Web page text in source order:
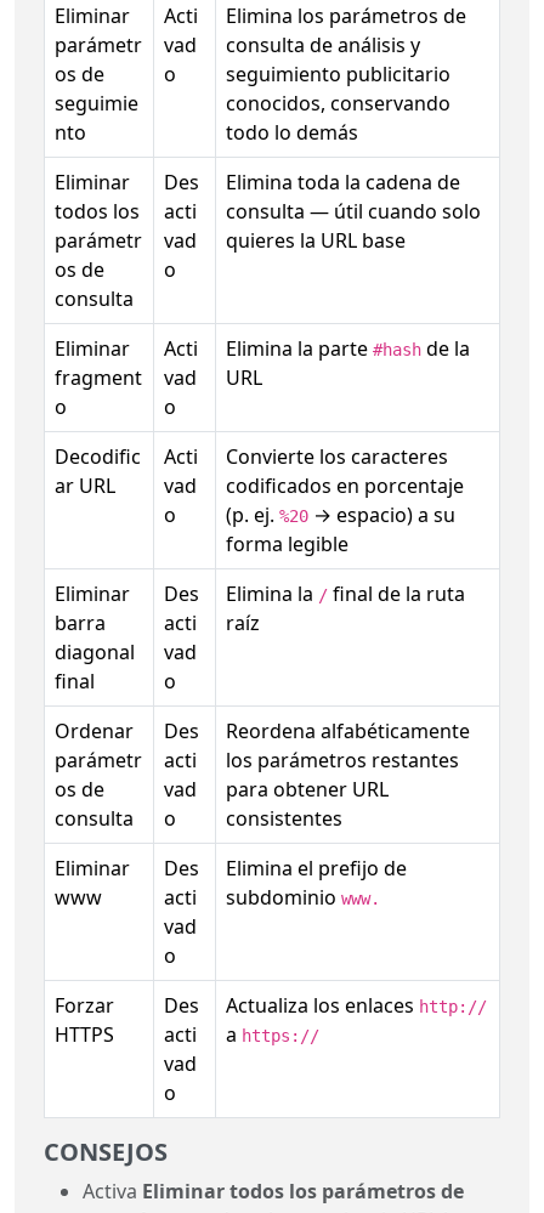
Eliminar
parámetr
os de
seguimie
nto
Acti
vad
o
Elimina los parámetros de
consulta de análisis y
seguimiento publicitario
conocidos, conservando
todo lo demás
Eliminar
todos los
parámetr
os de
consulta
Des
acti
vad
o
Elimina toda la cadena de
consulta — útil cuando solo
quieres la URL base
Eliminar
fragment
o
Acti
vad
o
Elimina la parte #hash de la
URL
Decodific
ar URL
Acti
vad
o
Convierte los caracteres
codificados en porcentaje
(p. ej. %20 → espacio) a su
forma legible
Eliminar
barra
diagonal
final
Des
acti
vad
o
Elimina la / final de la ruta
raíz
Ordenar
parámetr
os de
consulta
Des
acti
vad
o
Reordena alfabéticamente
los parámetros restantes
para obtener URL
consistentes
Eliminar
www
Des
acti
vad
o
Elimina el prefijo de
subdominio www.
Forzar
HTTPS
Des
acti
vad
o
Actualiza los enlaces http://
a https://
CONSEJOS
Activa Eliminar todos los parámetros de